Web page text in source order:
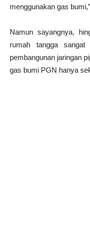
menggunakan gas
Namun sayangnya,
rumah tangga
pembangunan jaringan
gas bumi PGN hanya